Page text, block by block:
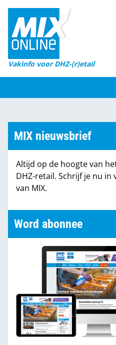
Vakinfo voor DHZ-(r)etail
Home
Magazines
DHZ Sessie
Marktcijfers
Partners
MIX nieuwsbrief
Altijd op de hoogte van
DHZ-retail. Schrijf je nu
van MIX.
Word abonnee